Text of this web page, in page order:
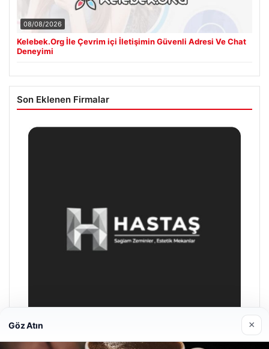
08/08/2026
Kelebek.Org İle Çevrim içi İletişimin Güvenli Adresi Ve Chat
Deneyimi
Son Eklenen Firmalar
Göz Atın ×